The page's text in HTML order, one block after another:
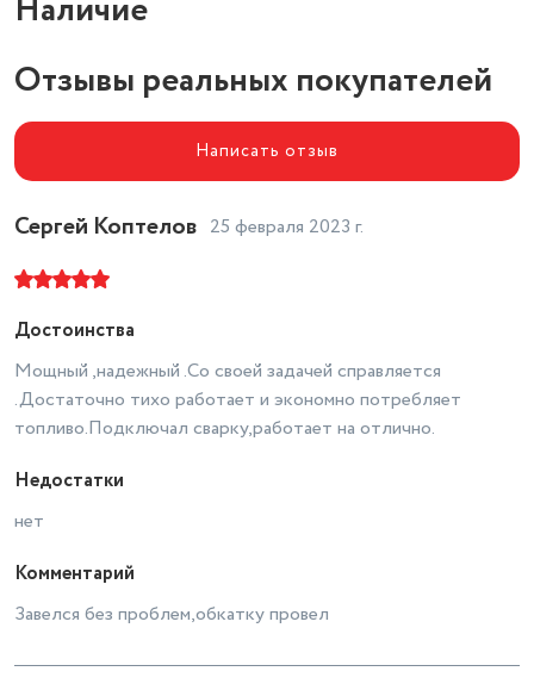
Тип
бензиновый
Дополнительная информация
глушитель
Число тактов
4
Марка бензина
Функции
Удельный расход топлива
374 г/кВт*ч
Наличие
Отзывы реальных покупателей
Написать отзыв
Сергей Коптелов 25 февраля 2023 г.
Достоинства
Мощный ,надежный .Со своей задачей справляется
.Достаточно тихо работает и экономно потребляет
топливо.Подключал сварку,работает на отлично.
Недостатки
нет
Комментарий
Завелся без проблем,обкатку провел